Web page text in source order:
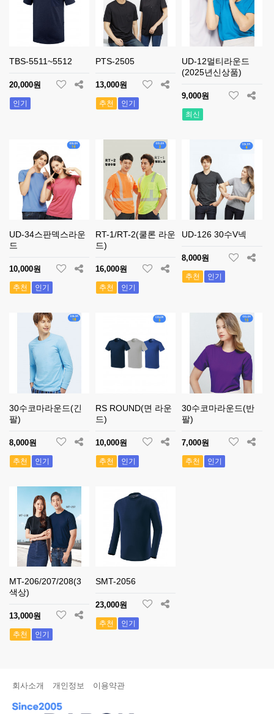
TBS-5511~5512
20,000원
인기
PTS-2505
13,000원
추천 인기
UD-12멀티라운드
(2025년신상품)
9,000원
최신
UD-34스판덱스라운
드
10,000원
추천 인기
RT-1/RT-2(쿨론 라운
드)
16,000원
추천 인기
UD-126 30수V넥
8,000원
추천 인기
30수코마라운드(긴
팔)
8,000원
추천 인기
RS ROUND(면 라운
드)
10,000원
추천 인기
30수코마라운드(반
팔)
7,000원
추천 인기
MT-206/207/208(3
색상)
13,000원
추천 인기
SMT-2056
23,000원
추천 인기
회사소개 개인정보 이용약관